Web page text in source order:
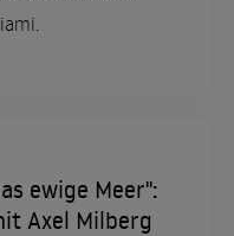
ewige Meer":
Axel Milberg